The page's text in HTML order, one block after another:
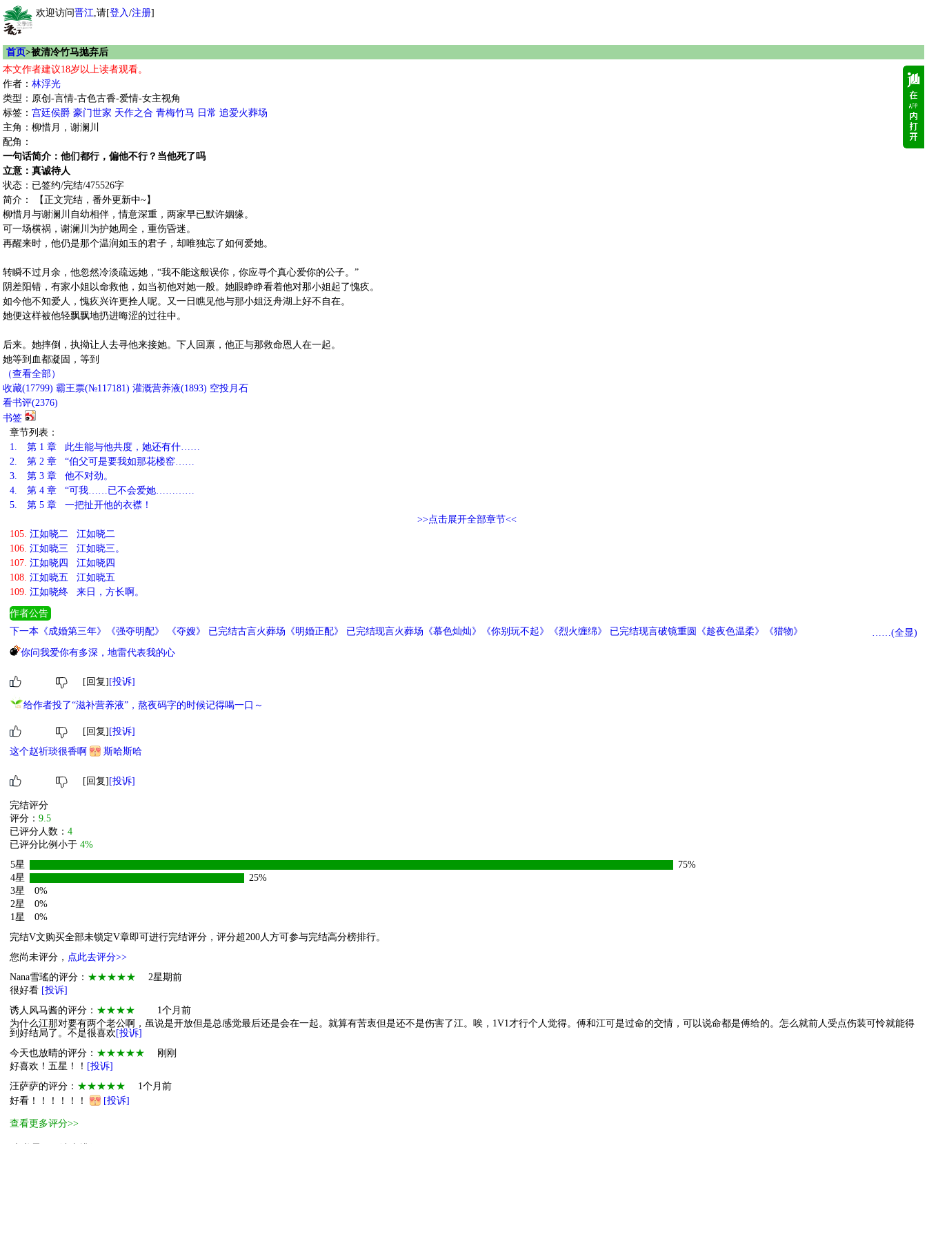
欢迎访问晋江,请[登入/注册]
首页>被清冷竹马抛弃后
本文作者建议18岁以上读者观看。
作者： 林浮光
类型：原创-言情-古色古香-爱情-女主视角
标签： 宫廷侯爵 豪门世家 天作之合 青梅竹马 日常 追爱火葬场
主角：柳惜月，谢澜川
配角：
一句话简介：他们都行，偏他不行？当他死了吗
立意：真诚待人
状态：已签约/完结/475526字
简介： 【正文完结，番外更新中~】
柳惜月与谢澜川自幼相伴，情意深重，两家早已默许姻缘。
可一场横祸，谢澜川为护她周全，重伤昏迷。
再醒来时，他仍是那个温润如玉的君子，却唯独忘了如何爱她。
转瞬不过月余，他忽然冷淡疏远她，“我不能这般误你，你应寻个真心爱你的公子。”
阴差阳错，有家小姐以命救他，如当初他对她一般。她眼睁睁看着他对那小姐起了愧疚。
如今他不知爱人，愧疚兴许更拴人呢。又一日瞧见他与那小姐泛舟湖上好不自在。
她便这样被他轻飘飘地扔进晦涩的过往中。
后来。她摔倒，执拗让人去寻他来接她。下人回禀，他正与那救命恩人在一起。
她等到血都凝固，等到
（查看全部）
收藏(17799) 霸王票(№117181) 灌溉营养液(1893) 空投月石
看书评(2376)
书签
章节列表：
1.
第 1 章 此生能与他共度，她还有什……
2.
第 2 章 “伯父可是要我如那花楼窑……
3.
第 3 章 他不对劲。
4.
第 4 章 “可我……已不会爱她…………
5.
第 5 章 一把扯开他的衣襟！
>>点击展开全部章节<<
105. 江如晓二 江如晓二
106. 江如晓三 江如晓三。
107. 江如晓四 江如晓四
108. 江如晓五 江如晓五
109. 江如晓终 来日，方长啊。
作者公告
下一本《成婚第三年》《强夺明配》 《夺嫂》 已完结古言火葬场《明婚正配》 已完结现言火葬场《慕色灿灿》《你别玩不起》《烈火缠绵》 已完结现言破镜重圆《趁夜色温柔》《猎物》
……(全显)
你问我爱你有多深，地雷代表我的心
[回复] [投诉]
给作者投了“滋补营养液”，熬夜码字的时候记得喝一口～
[回复] [投诉]
这个赵祈琰很香啊
斯哈斯哈
[回复] [投诉]
完结评分
评分： 9.5
已评分人数： 4
已评分比例小于 4%
5星
75%
4星
25%
3星
0%
2星
0%
1星
0%
完结V文购买全部未锁定V章即可进行完结评分，评分超200人方可参与完结高分榜排行。
您尚未评分， 点此去评分>>
Nana雪瑤的评分： ★★★★★
2星期前
很好看 [投诉]
诱人风马酱的评分： ★★★★
1个月前
为什么江那对要有两个老公啊，虽说是开放但是总感觉最后还是会在一起。就算有苦衷但是还不是伤害了江。唉，1V1才行个人觉得。傅和江可是过命的交情，可以说命都是傅给的。怎么就前人受点伤装可怜就能得
到好结局了。不是很喜欢 [投诉]
今天也放晴的评分： ★★★★★
刚刚
好喜欢！五星！！ [投诉]
汪萨萨的评分： ★★★★★
1个月前
好看！！！！！！
[投诉]
查看更多评分>>